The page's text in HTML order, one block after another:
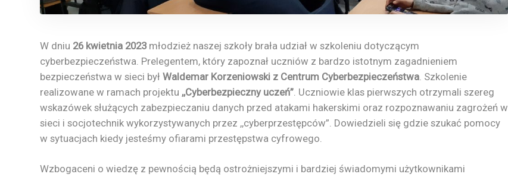
W dniu 26 kwietnia 2023 młodzież naszej szkoły brała udział w szkoleniu dotyczącym
cyberbezpieczeństwa. Prelegentem, który zapoznał uczniów z bardzo istotnym zagadnieniem
bezpieczeństwa w sieci był Waldemar Korzeniowski z Centrum Cyberbezpieczeństwa . Szkolenie
realizowane w ramach projektu ,,Cyberbezpieczny uczeń” . Uczniowie klas pierwszych otrzymali szereg
wskazówek służących zabezpieczaniu danych przed atakami hakerskimi oraz rozpoznawaniu zagrożeń w
sieci i socjotechnik wykorzystywanych przez ,,cyberprzestępców”. Dowiedzieli się gdzie szukać pomocy
w sytuacjach kiedy jesteśmy ofiarami przestępstwa cyfrowego.
Wzbogaceni o wiedzę z pewnością będą ostrożniejszymi i bardziej świadomymi użytkownikami